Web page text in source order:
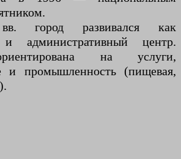
город развивался как
и административный центр.
на услуги,
и промышленность (пищевая,